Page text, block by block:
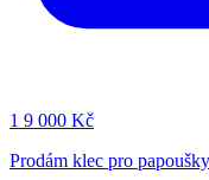
1 9 000 Kč
Prodám klec pro papoušky